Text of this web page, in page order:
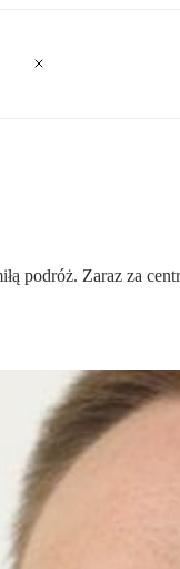
podróż. Zaraz za